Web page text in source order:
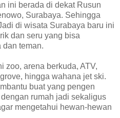
ini berada di dekat Rusun
Surabaya. Sehingga
di wisata Surabaya baru ini
dan seru yang bisa
teman.
zoo, arena berkuda, ATV,
hingga wahana jet ski.
buat yang pengen
rumah jadi sekaligus
mengetahui hewan-hewan